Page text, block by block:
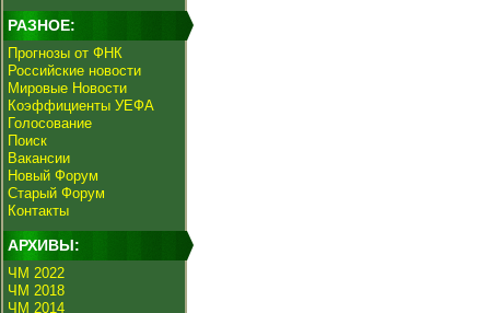
РАЗНОЕ:
Прогнозы от ФНК
Российские новости
Мировые Новости
Коэффициенты УЕФА
Голосование
Поиск
Вакансии
Новый Форум
Старый Форум
Контакты
АРХИВЫ:
ЧМ 2022
ЧМ 2018
ЧМ 2014